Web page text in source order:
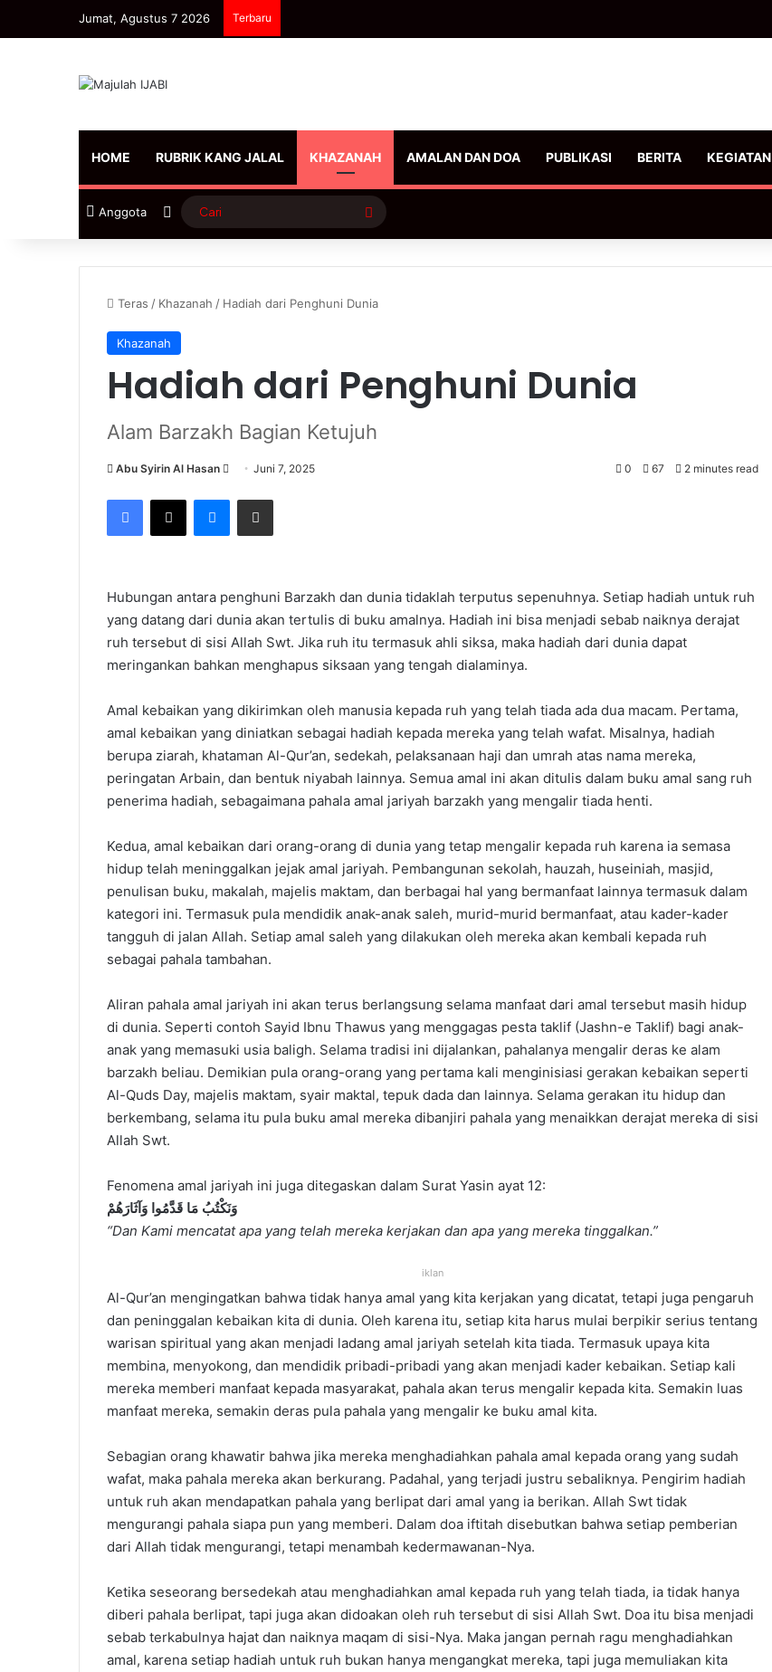
Jumat, Agustus 7 2026 Terbaru
HOME RUBRIK KANG JALAL KHAZANAH AMALAN DAN DOA PUBLIKASI BERITA KEGIATAN
Anggota Sidebar Cari
Teras / Khazanah / Hadiah dari Penghuni Dunia
Khazanah
Hadiah dari Penghuni Dunia
Alam Barzakh Bagian Ketujuh
Abu Syirin Al Hasan
Send
email
Juni 7, 2025 0 67 2 minutes read
Facebook
X Messenger
Share via Email
Hubungan antara penghuni Barzakh dan dunia tidaklah terputus sepenuhnya. Setiap hadiah untuk ruh
yang datang dari dunia akan tertulis di buku amalnya. Hadiah ini bisa menjadi sebab naiknya derajat
ruh tersebut di sisi Allah Swt. Jika ruh itu termasuk ahli siksa, maka hadiah dari dunia dapat
meringankan bahkan menghapus siksaan yang tengah dialaminya.
Amal kebaikan yang dikirimkan oleh manusia kepada ruh yang telah tiada ada dua macam. Pertama,
amal kebaikan yang diniatkan sebagai hadiah kepada mereka yang telah wafat. Misalnya, hadiah
berupa ziarah, khataman Al-Qur’an, sedekah, pelaksanaan haji dan umrah atas nama mereka,
peringatan Arbain, dan bentuk niyabah lainnya. Semua amal ini akan ditulis dalam buku amal sang ruh
penerima hadiah, sebagaimana pahala amal jariyah barzakh yang mengalir tiada henti.
Kedua, amal kebaikan dari orang-orang di dunia yang tetap mengalir kepada ruh karena ia semasa
hidup telah meninggalkan jejak amal jariyah. Pembangunan sekolah, hauzah, huseiniah, masjid,
penulisan buku, makalah, majelis maktam, dan berbagai hal yang bermanfaat lainnya termasuk dalam
kategori ini. Termasuk pula mendidik anak-anak saleh, murid-murid bermanfaat, atau kader-kader
tangguh di jalan Allah. Setiap amal saleh yang dilakukan oleh mereka akan kembali kepada ruh
sebagai pahala tambahan.
Aliran pahala amal jariyah ini akan terus berlangsung selama manfaat dari amal tersebut masih hidup
di dunia. Seperti contoh Sayid Ibnu Thawus yang menggagas pesta taklif (Jashn-e Taklif) bagi anak-
anak yang memasuki usia baligh. Selama tradisi ini dijalankan, pahalanya mengalir deras ke alam
barzakh beliau. Demikian pula orang-orang yang pertama kali menginisiasi gerakan kebaikan seperti
Al-Quds Day, majelis maktam, syair maktal, tepuk dada dan lainnya. Selama gerakan itu hidup dan
berkembang, selama itu pula buku amal mereka dibanjiri pahala yang menaikkan derajat mereka di sisi
Allah Swt.
Fenomena amal jariyah ini juga ditegaskan dalam Surat Yasin ayat 12:
وَنَكْتُبُ مَا قَدَّمُوا وَآثَارَهُمْ
“Dan Kami mencatat apa yang telah mereka kerjakan dan apa yang mereka tinggalkan.”
iklan
Al-Qur’an mengingatkan bahwa tidak hanya amal yang kita kerjakan yang dicatat, tetapi juga pengaruh
dan peninggalan kebaikan kita di dunia. Oleh karena itu, setiap kita harus mulai berpikir serius tentang
warisan spiritual yang akan menjadi ladang amal jariyah setelah kita tiada. Termasuk upaya kita
membina, menyokong, dan mendidik pribadi-pribadi yang akan menjadi kader kebaikan. Setiap kali
mereka memberi manfaat kepada masyarakat, pahala akan terus mengalir kepada kita. Semakin luas
manfaat mereka, semakin deras pula pahala yang mengalir ke buku amal kita.
Sebagian orang khawatir bahwa jika mereka menghadiahkan pahala amal kepada orang yang sudah
wafat, maka pahala mereka akan berkurang. Padahal, yang terjadi justru sebaliknya. Pengirim hadiah
untuk ruh akan mendapatkan pahala yang berlipat dari amal yang ia berikan. Allah Swt tidak
mengurangi pahala siapa pun yang memberi. Dalam doa iftitah disebutkan bahwa setiap pemberian
dari Allah tidak mengurangi, tetapi menambah kedermawanan-Nya.
Ketika seseorang bersedekah atau menghadiahkan amal kepada ruh yang telah tiada, ia tidak hanya
diberi pahala berlipat, tapi juga akan didoakan oleh ruh tersebut di sisi Allah Swt. Doa itu bisa menjadi
sebab terkabulnya hajat dan naiknya maqam di sisi-Nya. Maka jangan pernah ragu menghadiahkan
amal, karena setiap hadiah untuk ruh bukan hanya mengangkat mereka, tapi juga memuliakan kita